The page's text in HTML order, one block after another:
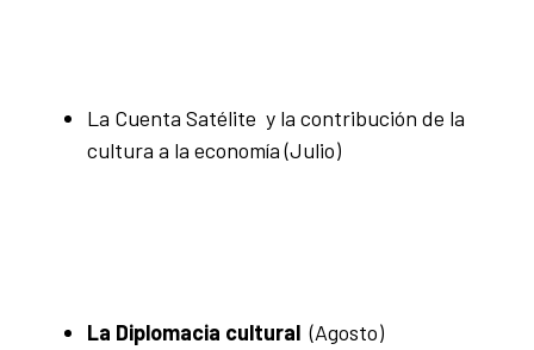
La Cuenta Satélite y la contribución de la
cultura a la economía (Julio)
La Diplomacia cultural (Agosto)